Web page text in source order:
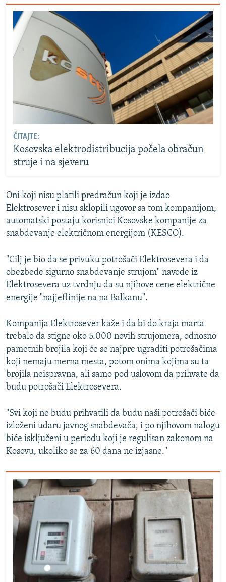
ČITAJTE:
Kosovska elektrodistribucija počela obračun
struje i na sjeveru
Oni koji nisu platili predračun koji je izdao
Elektrosever i nisu sklopili ugovor sa tom kompanijom,
automatski postaju korisnici Kosovske kompanije za
snabdevanje električnom energijom (KESCO).
"Cilj je bio da se privuku potrošači Elektrosevera i da
obezbede sigurno snabdevanje strujom" navode iz
Elektrosevera uz tvrdnju da su njihove cene električne
energije "najjeftinije na na Balkanu".
Kompanija Elektrosever kaže i da bi do kraja marta
trebalo da stigne oko 5.000 novih strujomera, odnosno
pametnih brojila koji će se najpre ugraditi potrošačima
koji nemaju merna mesta, potom onima kojima su ta
brojila neispravna, ali samo pod uslovom da prihvate da
budu potrošači Elektrosevera.
"Svi koji ne budu prihvatili da budu naši potrošači biće
izloženi udaru javnog snabdevača, i po njihovom nalogu
biće isključeni u periodu koji je regulisan zakonom na
Kosovu, ukoliko se za 60 dana ne izjasne."